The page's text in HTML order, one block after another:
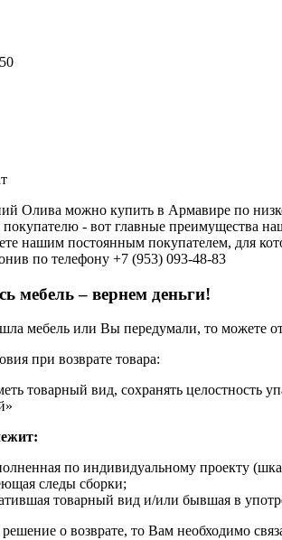
Олива можно купить в Армавире по
- вот главные преимущества
нашим постоянным покупателем, для
по телефону +7 (953) 093-48-83
мебель – вернем деньги!
мебель или Вы передумали, то можете
при возврате товара:
товарный вид, сохранять целостность
по индивидуальному проекту
следы сборки;
товарный вид и/или бывшая в
о возврате, то Вам необходимо